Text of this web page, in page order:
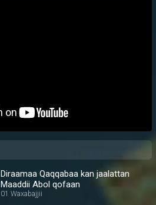
Diraamaa Qaqqabaa kan jaalattan
Maaddii Abol qofaan
01 Waxabajjii